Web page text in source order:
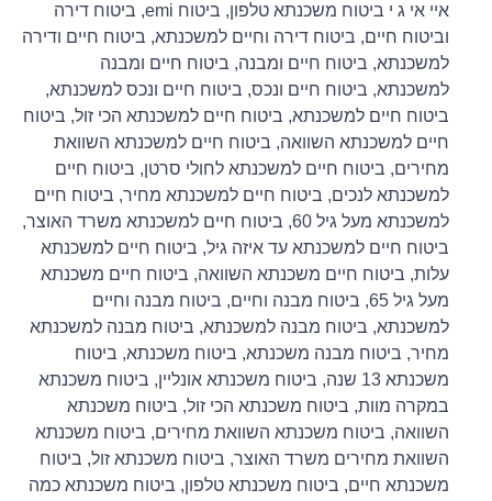
איי אי ג י ביטוח משכנתא טלפון, ביטוח emi , ביטוח דירה
וביטוח חיים, ביטוח דירה וחיים למשכנתא, ביטוח חיים ודירה
למשכנתא, ביטוח חיים ומבנה, ביטוח חיים ומבנה
למשכנתא, ביטוח חיים ונכס, ביטוח חיים ונכס למשכנתא,
ביטוח חיים למשכנתא, ביטוח חיים למשכנתא הכי זול, ביטוח
חיים למשכנתא השוואה, ביטוח חיים למשכנתא השוואת
מחירים, ביטוח חיים למשכנתא לחולי סרטן, ביטוח חיים
למשכנתא לנכים, ביטוח חיים למשכנתא מחיר, ביטוח חיים
למשכנתא מעל גיל 60
, ביטוח חיים למשכנתא משרד האוצר,
ביטוח חיים למשכנתא עד איזה גיל, ביטוח חיים למשכנתא
עלות, ביטוח חיים משכנתא השוואה, ביטוח חיים משכנתא
מעל גיל 65
, ביטוח מבנה וחיים, ביטוח מבנה וחיים
למשכנתא, ביטוח מבנה למשכנתא, ביטוח מבנה למשכנתא
מחיר, ביטוח מבנה משכנתא, ביטוח משכנתא, ביטוח
משכנתא 13 שנה
, ביטוח משכנתא אונליין, ביטוח משכנתא
במקרה מוות, ביטוח משכנתא הכי זול, ביטוח משכנתא
השוואה, ביטוח משכנתא השוואת מחירים, ביטוח משכנתא
השוואת מחירים משרד האוצר, ביטוח משכנתא זול, ביטוח
משכנתא חיים, ביטוח משכנתא טלפון, ביטוח משכנתא כמה